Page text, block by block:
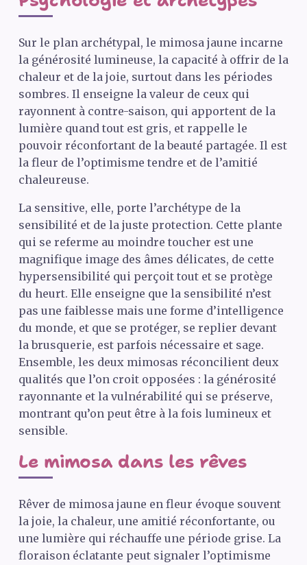
Sur le plan archétypal, le mimosa jaune incarne
la générosité lumineuse, la capacité à offrir de la
chaleur et de la joie, surtout dans les périodes
sombres. Il enseigne la valeur de ceux qui
rayonnent à contre-saison, qui apportent de la
lumière quand tout est gris, et rappelle le
pouvoir réconfortant de la beauté partagée. Il est
la fleur de l’optimisme tendre et de l’amitié
chaleureuse.
La sensitive, elle, porte l’archétype de la
sensibilité et de la juste protection. Cette plante
qui se referme au moindre toucher est une
magnifique image des âmes délicates, de cette
hypersensibilité qui perçoit tout et se protège
du heurt. Elle enseigne que la sensibilité n’est
pas une faiblesse mais une forme d’intelligence
du monde, et que se protéger, se replier devant
la brusquerie, est parfois nécessaire et sage.
Ensemble, les deux mimosas réconcilient deux
qualités que l’on croit opposées : la générosité
rayonnante et la vulnérabilité qui se préserve,
montrant qu’on peut être à la fois lumineux et
sensible.
Le mimosa dans les rêves
Rêver de mimosa jaune en fleur évoque souvent
la joie, la chaleur, une amitié réconfortante, ou
une lumière qui réchauffe une période grise. La
floraison éclatante peut signaler l’optimisme